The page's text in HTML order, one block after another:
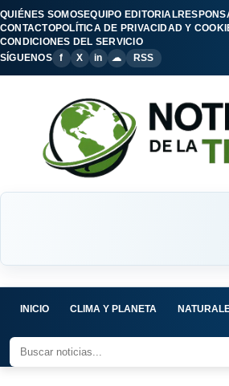
QUIÉNES SOMOSEQUIPO EDITORIAL
CONTACTOPOLÍTICA DE PRIVACIDAD Y
CONDICIONES DEL SERVICIO
SÍGUENOS
f X in ☁ RSS
INICIO CLIMA Y PLANETA